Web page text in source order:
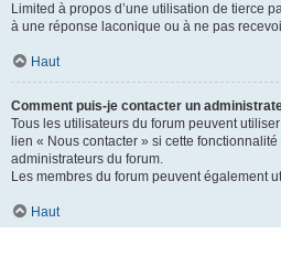
Limited à propos d’une utilisation de tierce
à une réponse laconique ou à ne pas
Haut
Comment puis-je contacter un
Tous les utilisateurs du forum peuvent
lien « Nous contacter » si cette
administrateurs du forum.
Les membres du forum peuvent également
Haut